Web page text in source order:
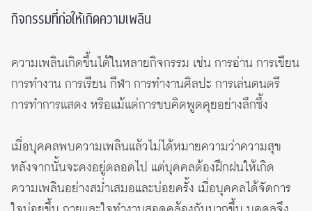
กิจกรรมที่ก่อให้เกิดความเพลิน
ความเพลินเกิดขึ้นได้ในหลายกิจกรรม เช่น การอ่าน การเขียน
การทำงาน การเรียน กีฬา การทำงานศิลปะ การเล่นดนตรี
การทำการแสดง หรือแม้แต่การขบคิดพูดคุยอย่างลึกซึ้ง
เมื่อบุคคลพบความเพลินแล้วไม่ได้หมายความว่าความสุข
หลังจากนั้นจะคงอยู่ตลอดไป แต่บุคคลต้องฝึกฝนให้เกิด
ความเพลินอย่างสม่ำเสมอและบ่อยครั้ง เมื่อบุคคลได้จัดการ